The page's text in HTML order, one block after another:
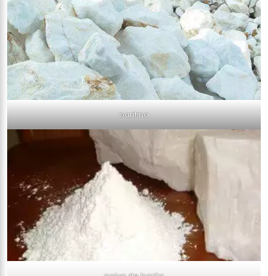
baritina